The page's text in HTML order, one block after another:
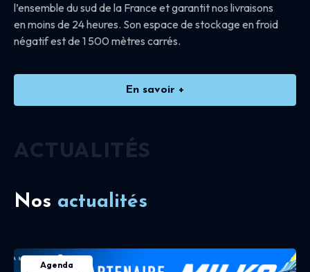
l’ensemble du sud de la France et garantit nos livraisons
en moins de 24 heures. Son espace de stockage en froid
négatif est de 1 500 mètres carrés.
En savoir +
ACTUALITÉS
Nos actualités
Agenda